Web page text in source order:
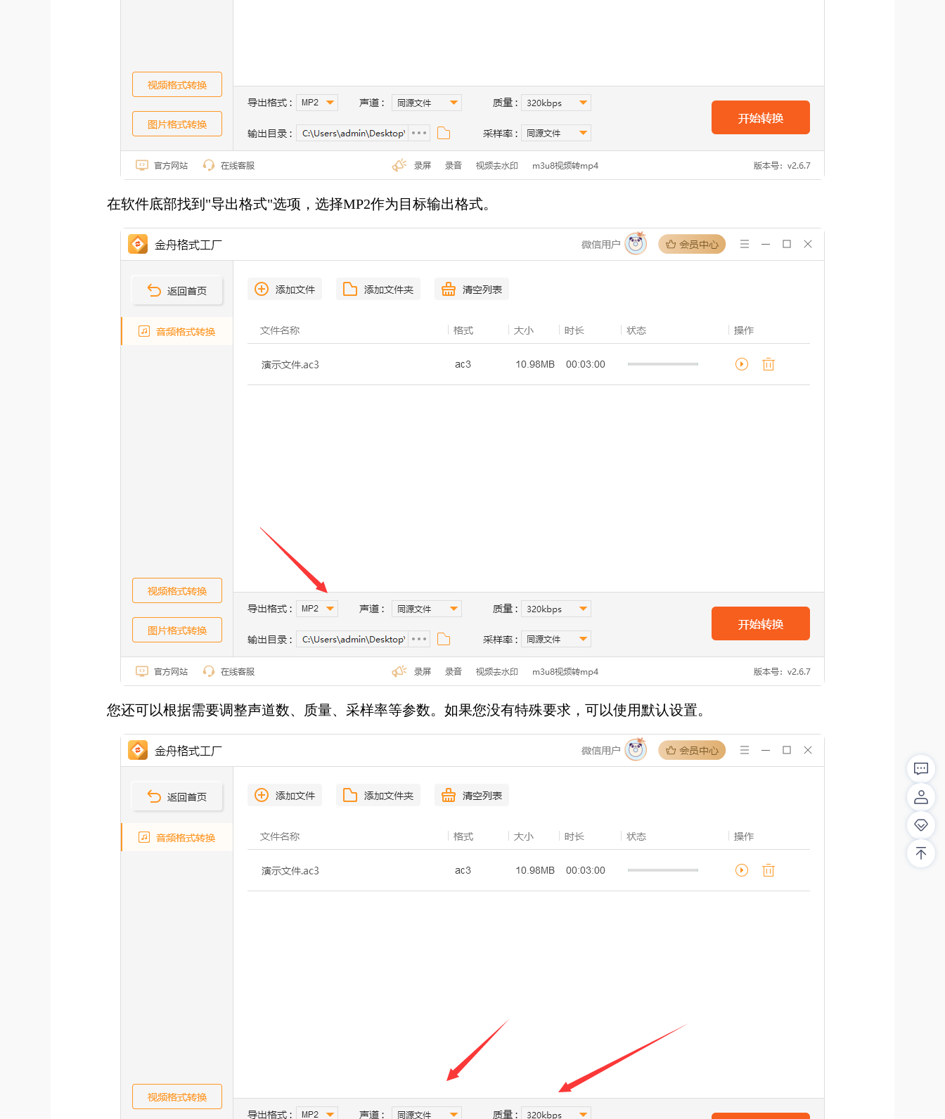
在软件底部找到"导出格式"选项，选择MP2作为目标输出格式。
您还可以根据需要调整声道数、质量、采样率等参数。如果您没有特殊要求，可以使用默认设置。